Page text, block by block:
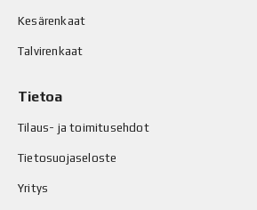
Kesärenkaat
Talvirenkaat
Tietoa
Tilaus- ja toimitusehdot
Tietosuojaseloste
Yritys